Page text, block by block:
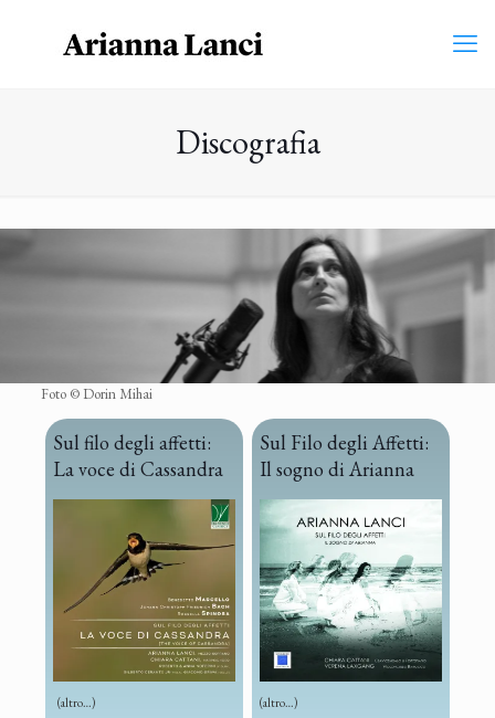
Discografia
Foto © Dorin Mihai
Sul filo degli affetti:
La voce di Cassandra
(altro…)
Sul Filo degli Affetti:
Il sogno di Arianna
(altro…)